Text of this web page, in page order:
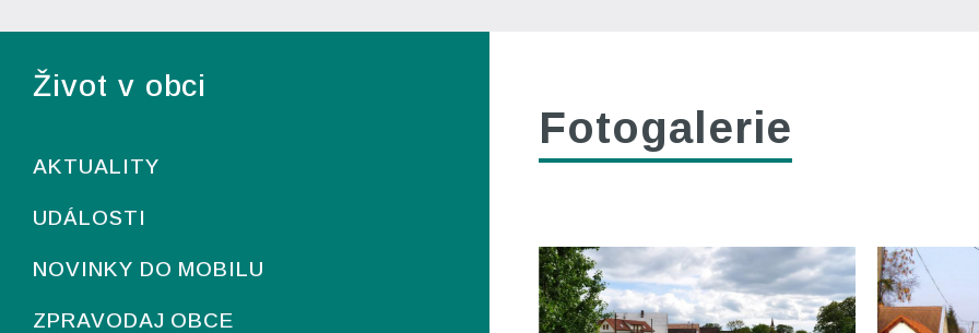
Život v obci
AKTUALITY
UDÁLOSTI
NOVINKY DO MOBILU
ZPRAVODAJ OBCE
Fotogalerie